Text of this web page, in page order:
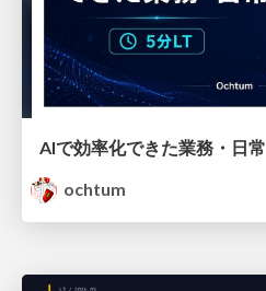
AIで効率化できた業務・日常
ochtum